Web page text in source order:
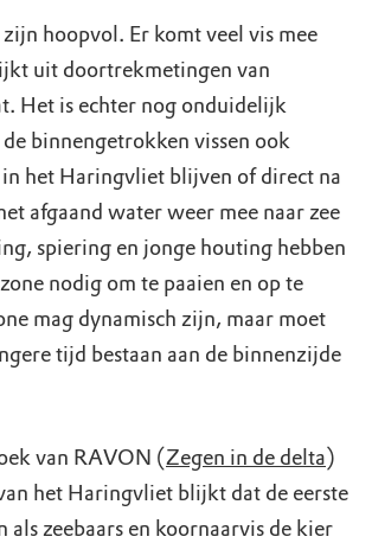
hoopvol. Er komt veel vis mee
uit doortrekmetingen van
Het is echter nog onduidelijk
de binnengetrokken vissen ook
het Haringvliet blijven of direct na
afgaand water weer mee naar zee
spiering en jonge houting hebben
nodig om te paaien en op te
mag dynamisch zijn, maar moet
tijd bestaan aan de binnenzijde
van RAVON (Zegen in de delta)
het Haringvliet blijkt dat de eerste
als zeebaars en koornaarvis de kier